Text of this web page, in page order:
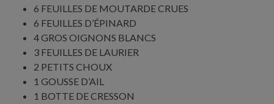
6 FEUILLES DE MOUTARDE CRUES
6 FEUILLES D’ÉPINARD
4 GROS OIGNONS BLANCS
3 FEUILLES DE LAURIER
2 PETITS CHOUX
1 GOUSSE D’AIL
1 BOTTE DE CRESSON